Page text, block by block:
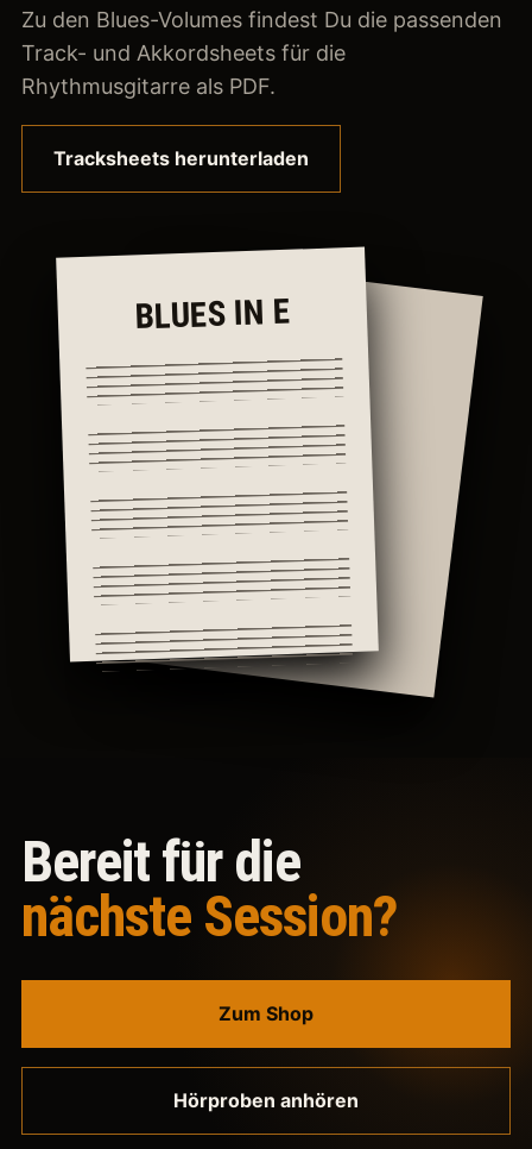
Zu den Blues-Volumes findest Du die passenden
Track- und Akkordsheets für die
Rhythmusgitarre als PDF.
Tracksheets herunterladen
BLUES IN E
Bereit für die
nächste Session?
Zum Shop
Hörproben anhören